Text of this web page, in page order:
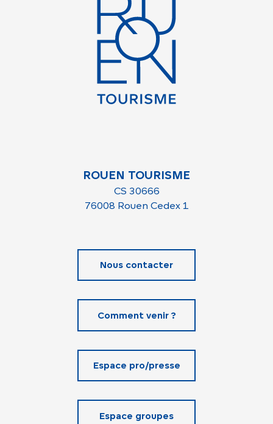
ROUEN TOURISME
CS 30666
76008 Rouen Cedex 1
Nous contacter
Comment venir ?
Espace pro/presse
Espace groupes